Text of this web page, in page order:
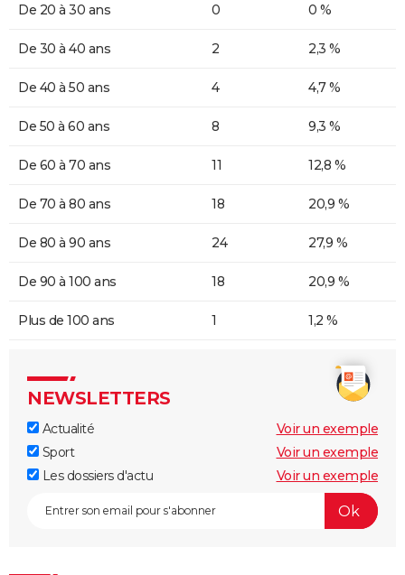
De 20 à 30 ans 0 0 %
De 30 à 40 ans 2 2,3 %
De 40 à 50 ans 4 4,7 %
De 50 à 60 ans 8 9,3 %
De 60 à 70 ans 11 12,8 %
De 70 à 80 ans 18 20,9 %
De 80 à 90 ans 24 27,9 %
De 90 à 100 ans 18 20,9 %
Plus de 100 ans 1 1,2 %
NEWSLETTERS
Actualité
Voir un exemple
Sport
Voir un exemple
Les dossiers d'actu
Voir un exemple